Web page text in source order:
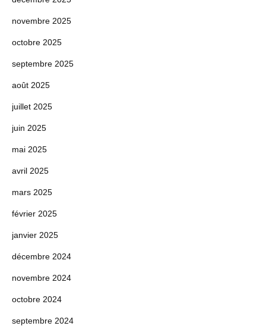
novembre 2025
octobre 2025
septembre 2025
août 2025
juillet 2025
juin 2025
mai 2025
avril 2025
mars 2025
février 2025
janvier 2025
décembre 2024
novembre 2024
octobre 2024
septembre 2024